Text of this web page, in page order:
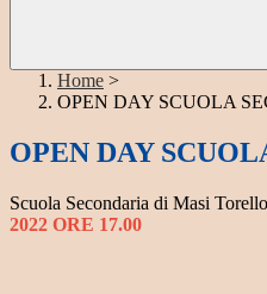
Home >
OPEN DAY SCUOLA
OPEN DAY
Scuola Secondaria di Masi
2022 ORE 17.00